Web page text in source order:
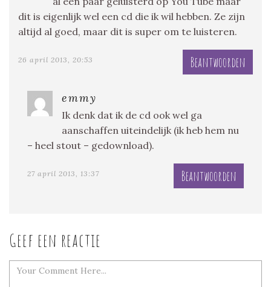
dit is eigenlijk wel een cd die ik wil hebben. Ze zijn
altijd al goed, maar dit is super om te luisteren.
26 april 2013, 20:53 Beantwoorden
emmy
Ik denk dat ik de cd ook wel ga
aanschaffen uiteindelijk (ik heb hem nu
– heel stout – gedownload).
27 april 2013, 13:37 Beantwoorden
Geef een reactie